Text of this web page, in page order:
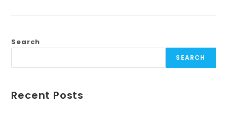
की
का
Search
SEARCH
Recent Posts